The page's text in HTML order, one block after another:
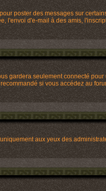
poster des messages sur
d'e-mail à des amis,
gardera seulement connecté
si vous accédez au
aux yeux des